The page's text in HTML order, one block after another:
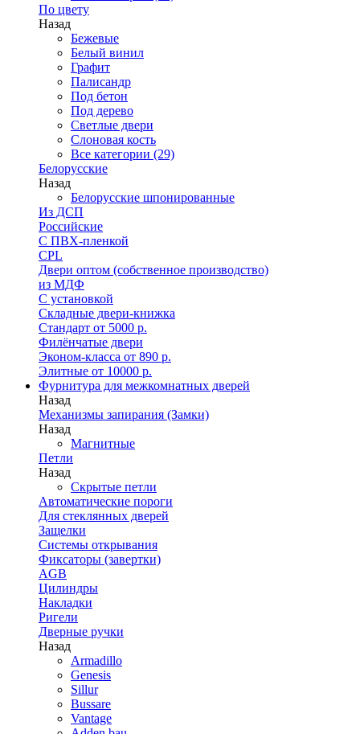
По цвету
Назад
Бежевые
Белый винил
Графит
Палисандр
Под бетон
Под дерево
Светлые двери
Слоновая кость
Все категории (29)
Белорусские
Назад
Белорусские шпонированные
Из ДСП
Российские
C ПВХ-пленкой
CPL
Двери оптом (собственное производство)
из МДФ
С установкой
Складные двери-книжка
Стандарт от 5000 р.
Филёнчатые двери
Эконом-класса от 890 р.
Элитные от 10000 р.
Фурнитура для межкомнатных дверей
Назад
Механизмы запирания (Замки)
Назад
Магнитные
Петли
Назад
Скрытые петли
Автоматические пороги
Для стеклянных дверей
Защелки
Системы открывания
Фиксаторы (завертки)
AGB
Цилиндры
Накладки
Ригели
Дверные ручки
Назад
Armadillo
Genesis
Sillur
Bussare
Vantage